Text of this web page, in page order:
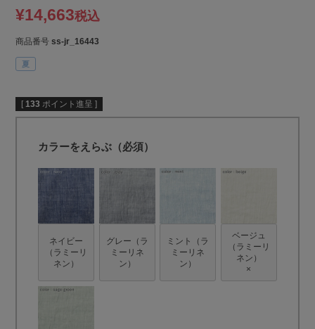
¥14,663税込
商品番号 ss-jr_16443
夏
[ 133 ポイント進呈 ]
カラーをえらぶ（必須）
ネイビー
（ラミーリ
ネン）
グレー（ラ
ミーリネ
ン）
ミント（ラ
ミーリネ
ン）
ベージュ
（ラミーリ
ネン）
×